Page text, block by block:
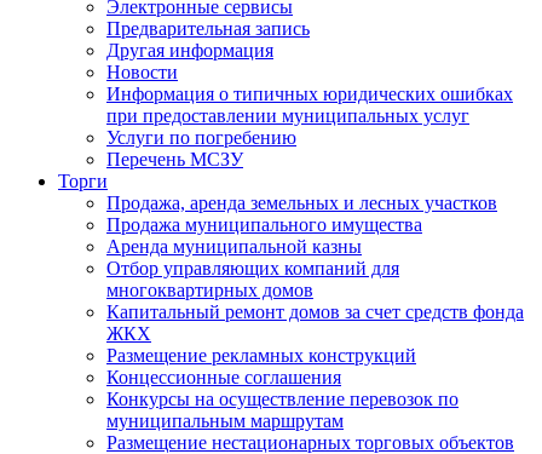
Электронные сервисы
Предварительная запись
Другая информация
Новости
Информация о типичных юридических ошибках
при предоставлении муниципальных услуг
Услуги по погребению
Перечень МСЗУ
Торги
Продажа, аренда земельных и лесных участков
Продажа муниципального имущества
Аренда муниципальной казны
Отбор управляющих компаний для
многоквартирных домов
Капитальный ремонт домов за счет средств фонда
ЖКХ
Размещение рекламных конструкций
Концессионные соглашения
Конкурсы на осуществление перевозок по
муниципальным маршрутам
Размещение нестационарных торговых объектов